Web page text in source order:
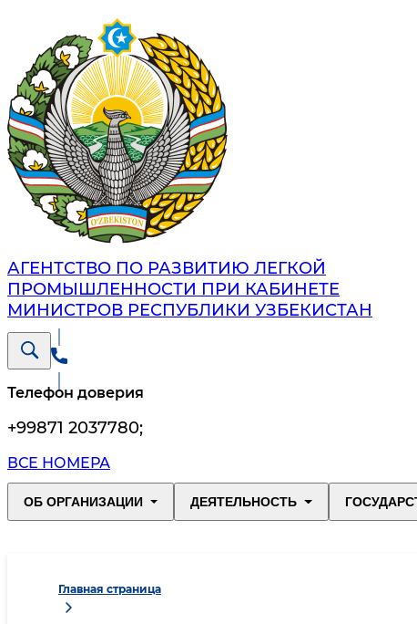
АГЕНТСТВО ПО РАЗВИТИЮ ЛЕГКОЙ
ПРОМЫШЛЕННОСТИ ПРИ КАБИНЕТЕ
МИНИСТРОВ РЕСПУБЛИКИ УЗБЕКИСТАН
Телефон доверия
+99871 2037780;
ВСЕ НОМЕРА
ОБ ОРГАНИЗАЦИИ ДЕЯТЕЛЬНОСТЬ
Главная страница